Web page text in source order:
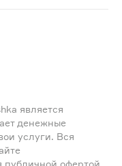
является
денежные
услуги. Вся
офертой,